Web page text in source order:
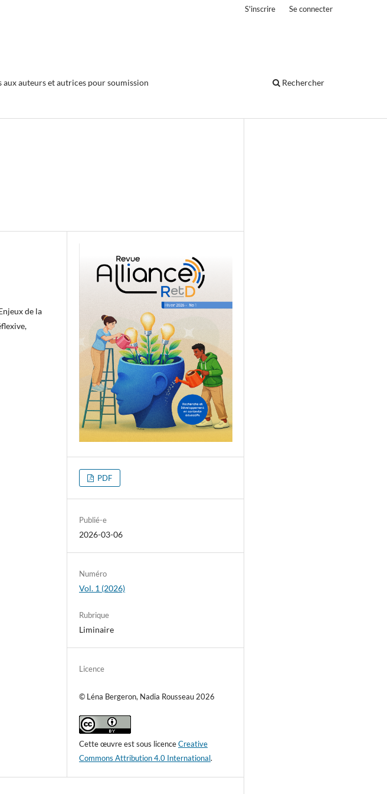
aux auteurs et autrices pour soumission Rechercher
S'inscrire Se connecter
de la
PDF
Publié-e
2026-03-06
Numéro
Vol. 1 (2026)
Rubrique
Liminaire
Licence
© Léna Bergeron, Nadia Rousseau 2026
Cette œuvre est sous licenceCreative
Commons Attribution 4.0 International.